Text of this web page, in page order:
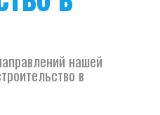
нашей
в